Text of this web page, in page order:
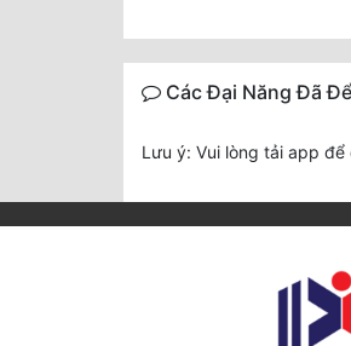
Các Đại Năng Đã
Lưu ý: Vui lòng tải app